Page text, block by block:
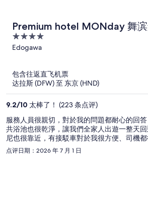
Premium hotel MONday 舞滨
4
out
5
Edogawa
包含往返直飞机票
达拉斯 (DFW) 至 东京 (HND)
9.2/10 太棒了！ (223 条点评)
服務人員很親切，對於我的問題都耐心的回答 房間很整潔，住宿的公
共浴池也很乾淨，讓我們全家人出遊一整天回到還能
尼也很靠近，有接駁車對於我很方便、司機都很客氣 周遭
点评日期：2026 年 7 月 1 日